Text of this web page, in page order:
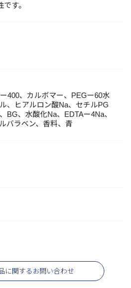
す。
400、カルボマー、PEGー60水
、ヒアルロン酸Na、セチルPG
BG、水酸化Na、EDTAー4Na、
バラベン、香料、青
に関するお問い合わせ